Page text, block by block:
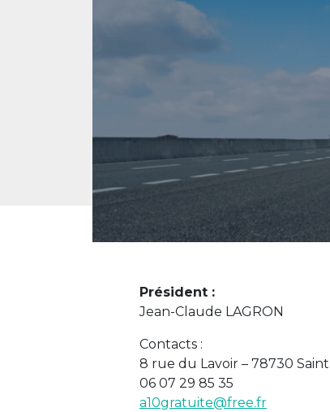
Président :
Jean-Claude LAGRON
Contacts :
8 rue du Lavoir – 78730
06 07 29 85 35
a10gratuite@free.fr